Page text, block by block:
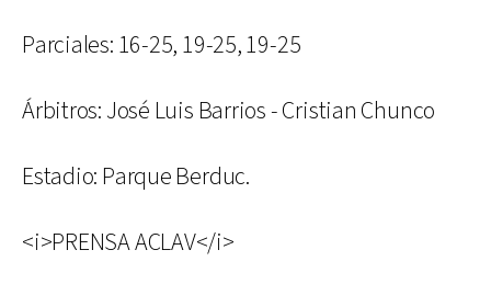
Parciales: 16-25, 19-25, 19-25
Árbitros: José Luis Barrios - Cristian Chunco
Estadio: Parque Berduc.
<i>PRENSA ACLAV</i>